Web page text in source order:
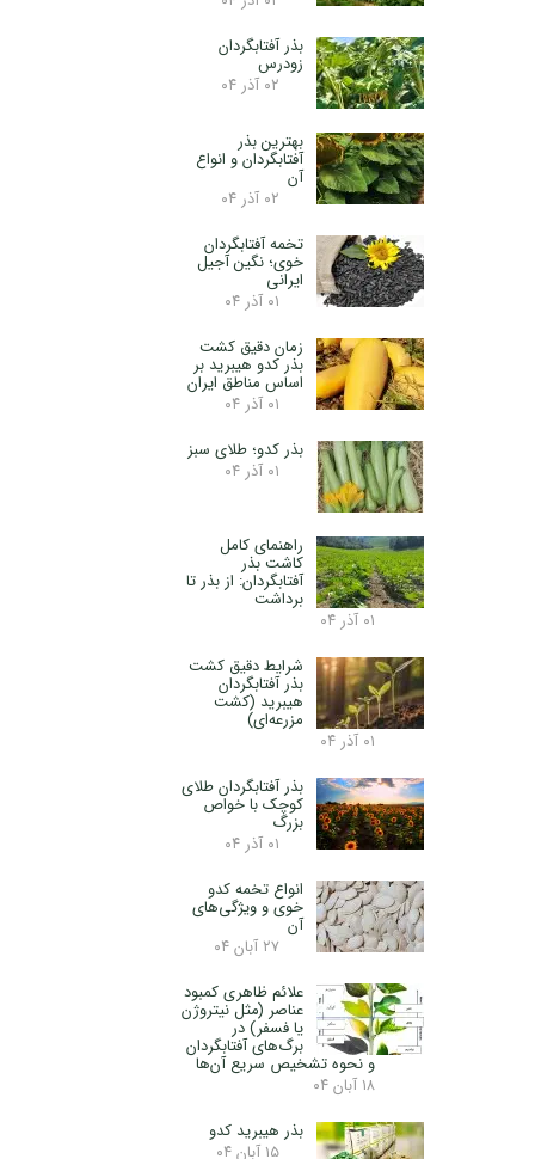
بذر آفتابگردان
زودرس
۰۲ آذر ۰۴
بهترین بذر
آفتابگردان و انواع
آن
۰۲ آذر ۰۴
تخمه آفتابگردان
خوی؛ نگین آجیل
ایرانی
۰۱ آذر ۰۴
زمان دقیق کشت
بذر کدو هیبرید بر
اساس مناطق ایران
۰۱ آذر ۰۴
بذر کدو؛ طلای سبز
۰۱ آذر ۰۴
راهنمای کامل
کاشت بذر
آفتابگردان: از بذر تا
برداشت
۰۱ آذر ۰۴
شرایط دقیق کشت
بذر آفتابگردان
هیبرید (کشت
مزرعه‌ای)
۰۱ آذر ۰۴
بذر آفتابگردان طلای
کوچک با خواص
بزرگ
۰۱ آذر ۰۴
انواع تخمه کدو
خوی و ویژگی‌های
آن
۲۷ آبان ۰۴
علائم ظاهری کمبود
عناصر (مثل نیتروژن
یا فسفر) در
برگ‌های آفتابگردان
و نحوه تشخیص سریع آن‌ها
۱۸ آبان ۰۴
بذر هیبرید کدو
۱۵ آبان ۰۴